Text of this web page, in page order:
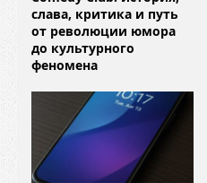
слава, критика и путь
от революции юмора
до культурного
феномена